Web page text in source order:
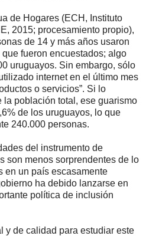
de Hogares (ECH, Instituto
2015; procesamiento propio),
de 14 y más años usaron
fueron encuestados; algo
uruguayos. Sin embargo, sólo
internet en el último mes
o servicios”. Si lo
la población total, ese guarismo
de los uruguayos, lo que
240.000 personas.
del instrumento de
son menos sorprendentes de lo
en un país escasamente
ha debido lanzarse en
política de inclusión
y de calidad para estudiar este